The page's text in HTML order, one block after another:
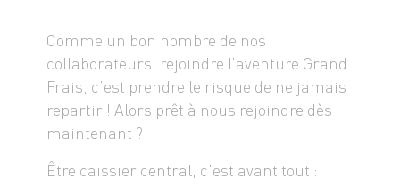
Comme un bon nombre de nos
collaborateurs, rejoindre l’aventure Grand
Frais, c’est prendre le risque de ne jamais
repartir ! Alors prêt à nous rejoindre dès
maintenant ?
Être caissier central, c’est avant tout :